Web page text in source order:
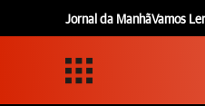
Jornal da ManhãVamos Ler